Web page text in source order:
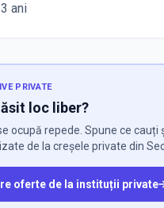
ani
PRIVATE
loc liber?
ocupă repede. Spune ce
de la creșele private din
oferte de la instituții private